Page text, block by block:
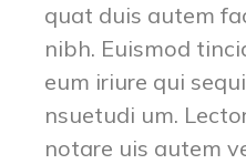
quat duis autem
nibh. Euismod
eum iriure qui
nsuetudi um.
notare uis autem